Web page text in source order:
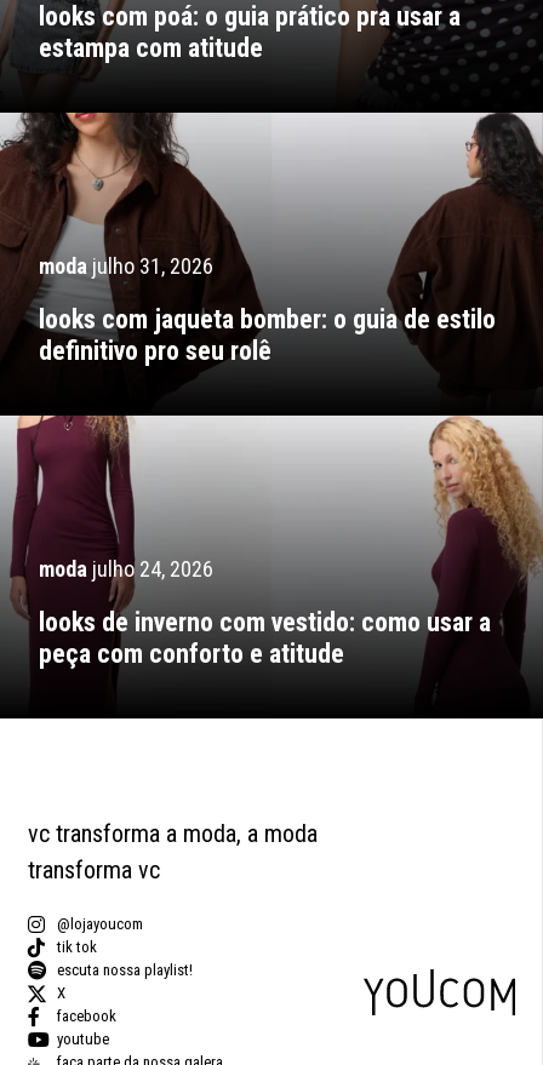
looks com poá: o guia prático pra usar a
estampa com atitude
moda julho 31, 2026
looks com jaqueta bomber: o guia de estilo
definitivo pro seu rolê
moda julho 24, 2026
looks de inverno com vestido: como usar a
peça com conforto e atitude
vc transforma a moda, a moda
transforma vc
@lojayoucom
tik tok
escuta nossa playlist!
X
facebook
youtube